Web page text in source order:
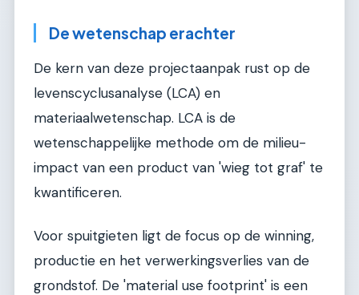
De wetenschap erachter
De kern van deze projectaanpak rust op de
levenscyclusanalyse (LCA) en
materiaalwetenschap. LCA is de
wetenschappelijke methode om de milieu-
impact van een product van 'wieg tot graf' te
kwantificeren.
Voor spuitgieten ligt de focus op de winning,
productie en het verwerkingsverlies van de
grondstof. De 'material use footprint' is een